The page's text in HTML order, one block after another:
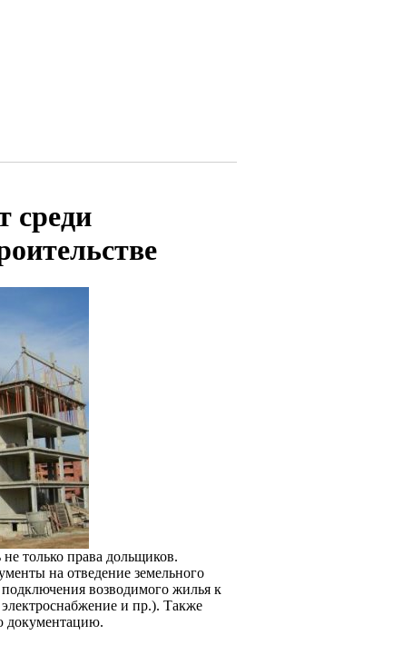
среди
только права дольщиков.
на отведение земельного
возводимого жилья к
и пр.). Также
документацию.